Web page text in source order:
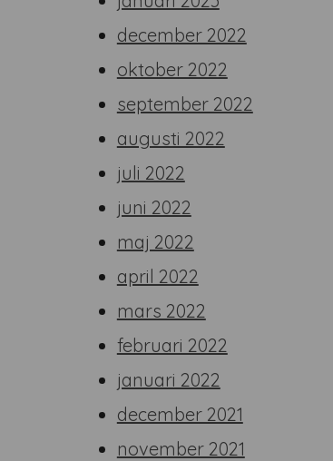
december 2022
oktober 2022
september 2022
augusti 2022
juli 2022
juni 2022
maj 2022
april 2022
mars 2022
februari 2022
januari 2022
december 2021
november 2021